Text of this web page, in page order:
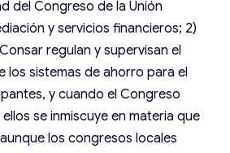
del Congreso de la Unión
y servicios financieros; 2)
regulan y supervisan el
los sistemas de ahorro para el
y cuando el Congreso
se inmiscuye en materia que
los congresos locales